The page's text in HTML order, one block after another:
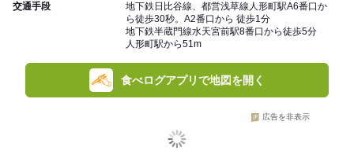
交通手段
地下鉄日比谷線、都営浅草線人形町駅A6番口か
ら徒歩30秒。A2番口から 徒歩1分
地下鉄半蔵門線水天宮前駅8番口から徒歩5分
人形町駅から51m
食べログアプリで地図を開く
広告を非表示